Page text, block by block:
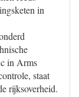
in
in Arms
staat
rijksoverheid.